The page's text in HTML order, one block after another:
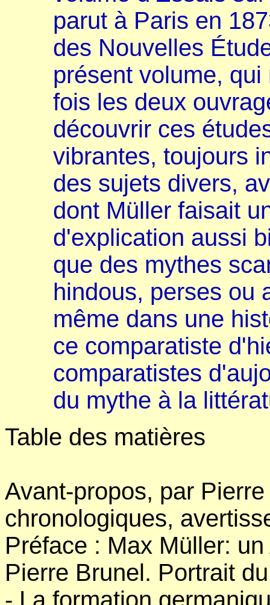
parut à Paris en
des Nouvelles
présent volume,
fois les deux
découvrir ces
vibrantes, toujours
des sujets divers,
dont Müller faisait
d'explication aussi
que des mythes
hindous, perses ou
même dans une
ce comparatiste
comparatistes
du mythe à la
Table des matières
Avant-propos, par
chronologiques,
Préface : Max Müller:
Pierre Brunel. Portrait
- La formation